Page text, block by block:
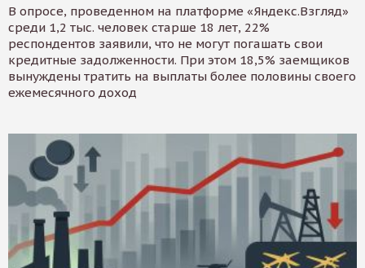
В опросе, проведенном на платформе «Яндекс.Взгляд»
среди 1,2 тыс. человек старше 18 лет, 22%
респондентов заявили, что не могут погашать свои
кредитные задолженности. При этом 18,5% заемщиков
вынуждены тратить на выплаты более половины своего
ежемесячного доход